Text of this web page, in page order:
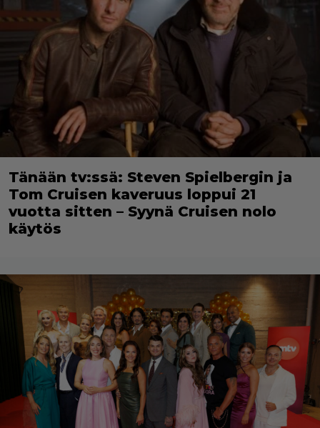
Tänään tv:ssä: Steven Spielbergin ja
Tom Cruisen kaveruus loppui 21
vuotta sitten – Syynä Cruisen nolo
käytös